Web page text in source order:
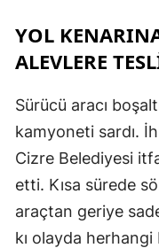
YOL
ALEVLERE
Sürücü aracı
kamyoneti sardı.
Cizre Belediyesi
etti. Kısa sürede
araçtan geriye
kı olayda